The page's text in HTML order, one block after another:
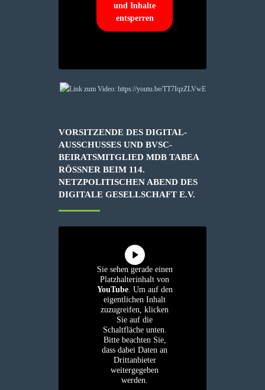
und Inhalte
entsperren
VORSITZENDE DES DIGITAL-
AUSSCHUSSES UND BVSC-
BEIRATSMITGLIED MDB TABEA
RÖSSNER BEIM 114. N
ETZPOLITISCHEN ABEND DES D
IGITALE GESELLSCHAFT E.V.
Sie sehen gerade einen
Platzhalterinhalt von
YouTube. Um auf den
eigentlichen Inhalt
zuzugreifen, klicken
Sie auf die
Schaltfläche unten.
Bitte beachten Sie,
dass dabei Daten an
Drittanbieter
weitergegeben
werden.